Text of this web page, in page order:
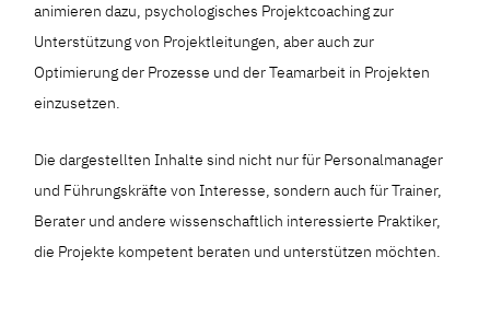
animieren dazu, psychologisches Projektcoaching zur
Unterstützung von Projektleitungen, aber auch zur
Optimierung der Prozesse und der Teamarbeit in Projekten
einzusetzen.
Die dargestellten Inhalte sind nicht nur für Personalmanager
und Führungskräfte von Interesse, sondern auch für Trainer,
Berater und andere wissenschaftlich interessierte Praktiker,
die Projekte kompetent beraten und unterstützen möchten.